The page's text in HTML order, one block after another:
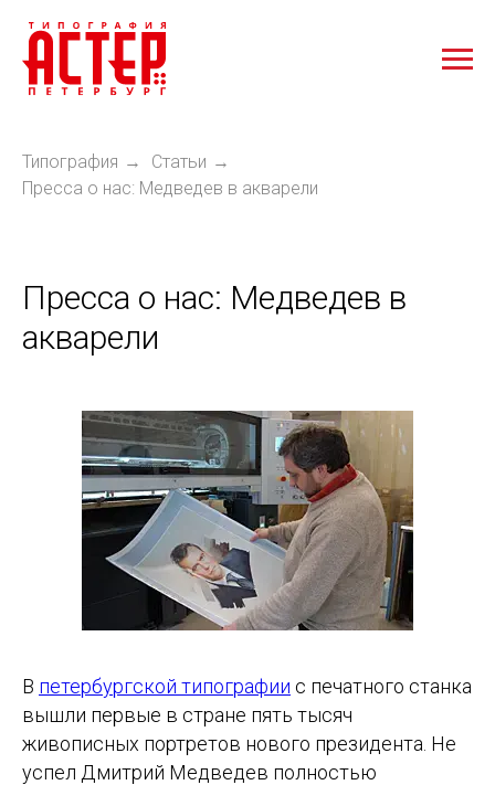
Типография → Статьи →
Пресса о нас: Медведев в акварели
Пресса о нас: Медведев в
акварели
В петербургской типографии с печатного станка
вышли первые в стране пять тысяч
живописных портретов нового президента. Не
успел Дмитрий Медведев полностью